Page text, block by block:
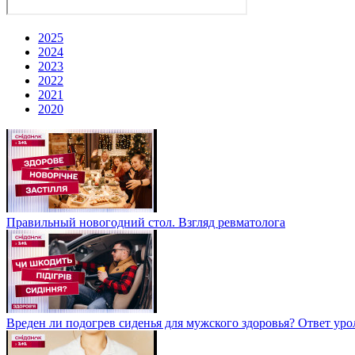
2025
2024
2023
2022
2021
2020
Правильный новогодний стол. Взгляд ревматолога
Вреден ли подогрев сиденья для мужского здоровья? Ответ